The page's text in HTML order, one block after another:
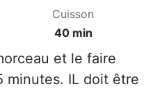
Cuisson
40 min
et le faire
minutes. IL doit être